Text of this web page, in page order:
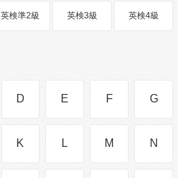
英検準2級 英検3級 英検4級
D E F G
K L M N